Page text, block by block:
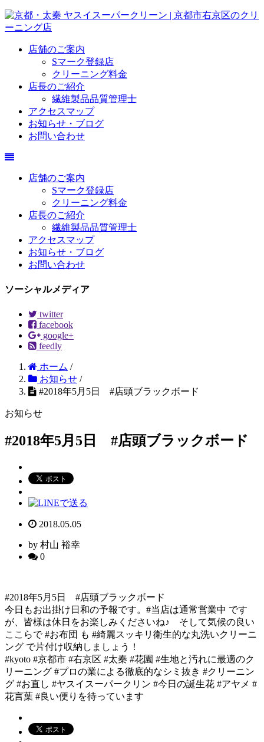
店舗のご案内
Sマーク登録店
クリーニング料金
店長のご紹介
繊維製品品質管理士
アクセスマップ
お知らせ・ブログ
お問い合わせ
店舗のご案内
Sマーク登録店
クリーニング料金
店長のご紹介
繊維製品品質管理士
アクセスマップ
お知らせ・ブログ
お問い合わせ
ソーシャルメディア
twitter
facebook
google+
feedly
ホーム /
お知らせ /
#2018年5月5日 #店頭ブラックボード
お知らせ
#2018年5月5日 #店頭ブラックボード
2018.05.05
by 村山 裕幸
0
#2018年5月5日 #店頭ブラックボード
今日もお出掛け日和の予報です。#当店は通常営業中 です
が、皆様は休日をお楽しみくださいね♪ そして気候の良い
ここらで #お布団 も #綺麗スッキリ衛生的な丸洗いクリーニ
ング で片付け収納しましょう！
#kyoto #京都市 #右京区 #太秦 #花園 #生地と汚れに最適のク
リーニング #プロの業による徹底的なシミ抜き #クリーニン
グ #お直し #ヤスイスーパークリン #今日の誕生花 #アヤメ #
花言葉 #良い便りを待っています